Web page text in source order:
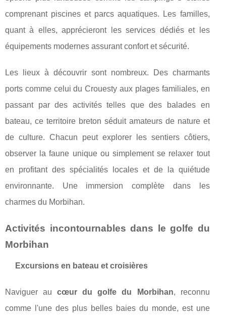
comprenant piscines et parcs aquatiques. Les familles,
quant à elles, apprécieront les services dédiés et les
équipements modernes assurant confort et sécurité.
Les lieux à découvrir sont nombreux. Des charmants
ports comme celui du Crouesty aux plages familiales, en
passant par des activités telles que des balades en
bateau, ce territoire breton séduit amateurs de nature et
de culture. Chacun peut explorer les sentiers côtiers,
observer la faune unique ou simplement se relaxer tout
en profitant des spécialités locales et de la quiétude
environnante. Une immersion complète dans les
charmes du Morbihan.
Activités incontournables dans le golfe du
Morbihan
Excursions en bateau et croisières
Naviguer aucœur du golfe du Morbihan, reconnu
comme l'une des plus belles baies du monde, est une